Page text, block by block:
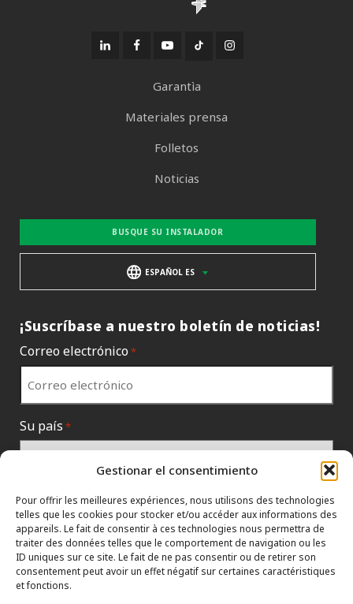
Gestionar el consentimiento
Pour offrir les meilleures expériences, nous utilisons des technologies
telles que les cookies pour stocker et/ou accéder aux informations des
appareils. Le fait de consentir à ces technologies nous permettra de
traiter des données telles que le comportement de navigation ou les
ID uniques sur ce site. Le fait de ne pas consentir ou de retirer son
consentement peut avoir un effet négatif sur certaines caractéristiques
et fonctions.
Garantìa
Materiales prensa
Folletos
Noticias
BUSQUE SU INSTALADOR
ESPAÑOL ES
¡Suscríbase a nuestro boletín de noticias!
Correo electrónico *
Su país *